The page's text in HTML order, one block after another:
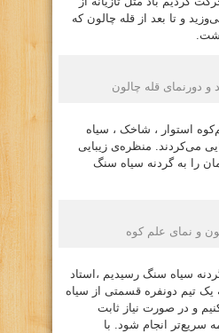
و تا بعد از قله چالون که
و دورنمای قله چالون
استوار ، شاخک ، سیاه
می‌کردند. منظره‌ی زیبایی
را به گردنه سیاه سنگ
و نمای علم کوه
۱۳:۳۰ به گردنه سیاه سنگ رسیدیم ،استاد
تیم دونفره قسمتی از سیاه
و در صورت نیاز ثابت
سریع‌تر انجام شود. با